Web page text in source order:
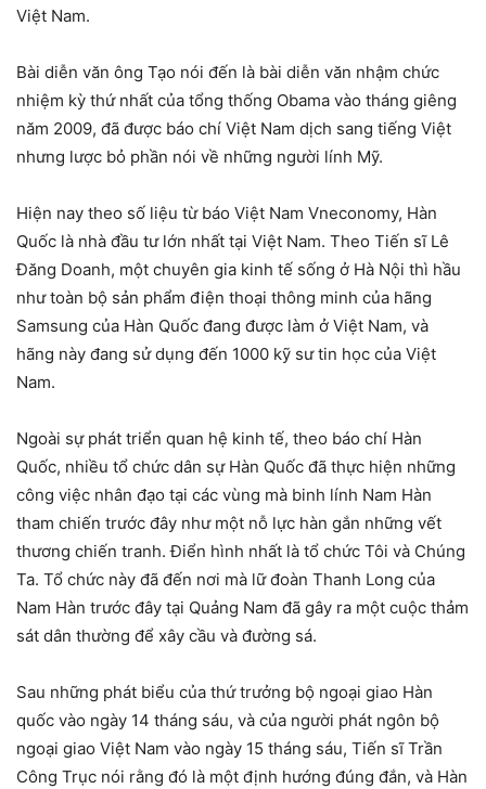
Việt Nam.
Bài diễn văn ông Tạo nói đến là bài diễn văn nhậm chức
nhiệm kỳ thứ nhất của tổng thống Obama vào tháng giêng
năm 2009, đã được báo chí Việt Nam dịch sang tiếng Việt
nhưng lược bỏ phần nói về những người lính Mỹ.
Hiện nay theo số liệu từ báo Việt Nam Vneconomy, Hàn
Quốc là nhà đầu tư lớn nhất tại Việt Nam. Theo Tiến sĩ Lê
Đăng Doanh, một chuyên gia kinh tế sống ở Hà Nội thì hầu
như toàn bộ sản phẩm điện thoại thông minh của hãng
Samsung của Hàn Quốc đang được làm ở Việt Nam, và
hãng này đang sử dụng đến 1000 kỹ sư tin học của Việt
Nam.
Ngoài sự phát triển quan hệ kinh tế, theo báo chí Hàn
Quốc, nhiều tổ chức dân sự Hàn Quốc đã thực hiện những
công việc nhân đạo tại các vùng mà binh lính Nam Hàn
tham chiến trước đây như một nỗ lực hàn gắn những vết
thương chiến tranh. Điển hình nhất là tổ chức Tôi và Chúng
Ta. Tổ chức này đã đến nơi mà lữ đoàn Thanh Long của
Nam Hàn trước đây tại Quảng Nam đã gây ra một cuộc thảm
sát dân thường để xây cầu và đường sá.
Sau những phát biểu của thứ trưởng bộ ngoại giao Hàn
quốc vào ngày 14 tháng sáu, và của người phát ngôn bộ
ngoại giao Việt Nam vào ngày 15 tháng sáu, Tiến sĩ Trần
Công Trục nói rằng đó là một định hướng đúng đắn, và Hàn